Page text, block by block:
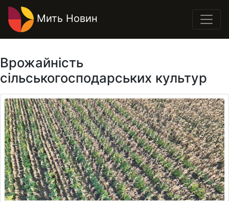
Мить Новин
Врожайність
сільськогосподарських культур